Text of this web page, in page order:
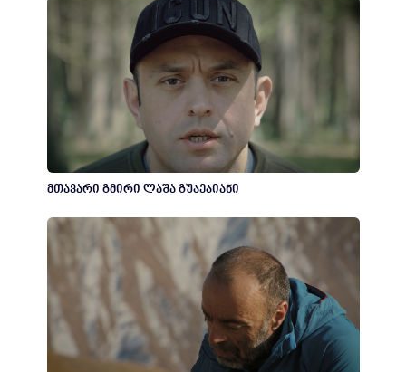
მთავარი გმირი ლაშა გუჯეჯიანი